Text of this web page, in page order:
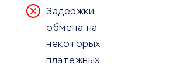
Задержки
обмена на
некоторых
платежных